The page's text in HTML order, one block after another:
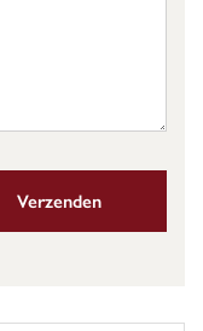
Verzenden